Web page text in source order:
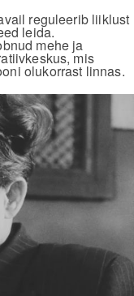
reguleerib liiklust
leida.
mehe ja
mis
olukorrast linnas.